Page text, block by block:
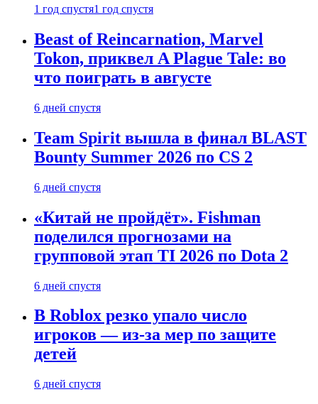
1 год спустя1 год спустя
Beast of Reincarnation, Marvel
Tokon, приквел A Plague Tale: во
что поиграть в августе
6 дней спустя
Team Spirit вышла в финал BLAST
Bounty Summer 2026 по CS 2
6 дней спустя
«Китай не пройдёт». Fishman
поделился прогнозами на
групповой этап TI 2026 по Dota 2
6 дней спустя
В Roblox резко упало число
игроков — из-за мер по защите
детей
6 дней спустя